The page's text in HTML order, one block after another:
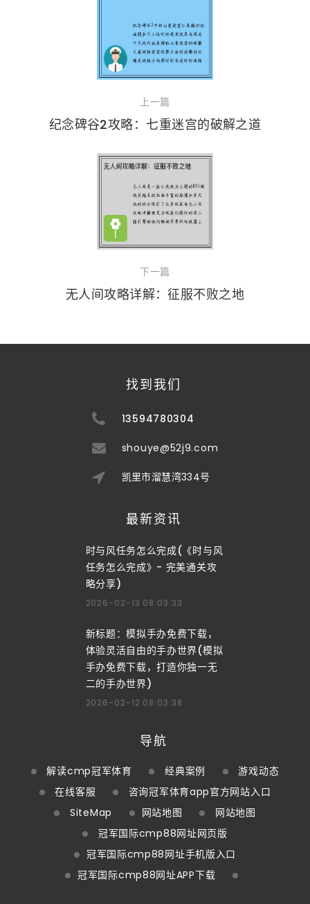
上一篇
纪念碑谷2攻略：七重迷宫的破解之道
下一篇
无人间攻略详解：征服不败之地
找到我们
13594780304
shouye@52j9.com
凯里市溜慧湾334号
最新资讯
时与风任务怎么完成(《时与风
任务怎么完成》- 完美通关攻
略分享)
2026-02-13 08:03:33
新标题：模拟手办免费下载，
体验灵活自由的手办世界(模拟
手办免费下载，打造你独一无
二的手办世界)
2026-02-12 08:03:38
导航
解读cmp冠军体育 经典案例
游戏动态
在线客服
咨询冠军体育app官方网站入口
SiteMap
网站地图
网站地图
冠军国际cmp88网址网页版
冠军国际cmp88网址手机版入口
冠军国际cmp88网址APP下载